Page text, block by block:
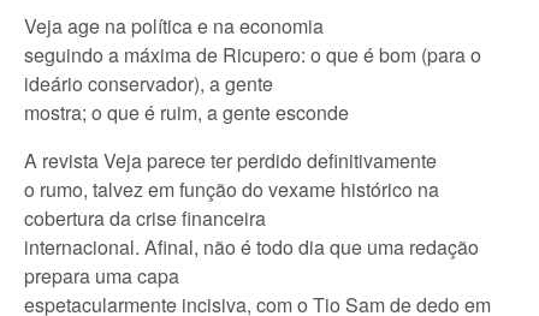
Veja age na política e na economia
seguindo a máxima de Ricupero: o que é bom (para o
ideário conservador), a gente
mostra; o que é ruim, a gente esconde
A revista Veja parece ter perdido definitivamente
o rumo, talvez em função do vexame histórico na
cobertura da crise financeira
internacional. Afinal, não é todo dia que uma redação
prepara uma capa
espetacularmente incisiva, com o Tio Sam de dedo em